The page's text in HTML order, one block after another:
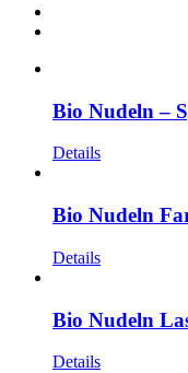
Bio Nudeln –
Details
Bio Nudeln
Details
Bio Nudeln
Details